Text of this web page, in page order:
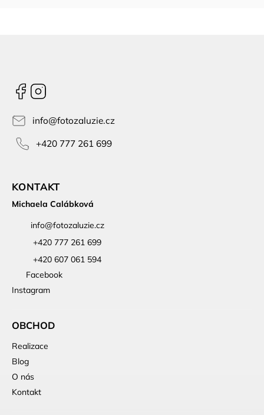
Facebook
info@fotozaluzie.cz
+420 777 261 699
KONTAKT
Michaela Calábková
info@fotozaluzie.cz
+420 777 261 699
+420 607 061 594
Facebook
Instagram
OBCHOD
Realizace
Blog
O nás
Kontakt